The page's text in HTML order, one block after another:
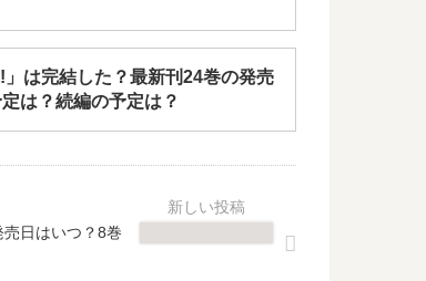
」は完結した？最新刊24巻の発売
は？続編の予定は？
売日はいつ？8巻